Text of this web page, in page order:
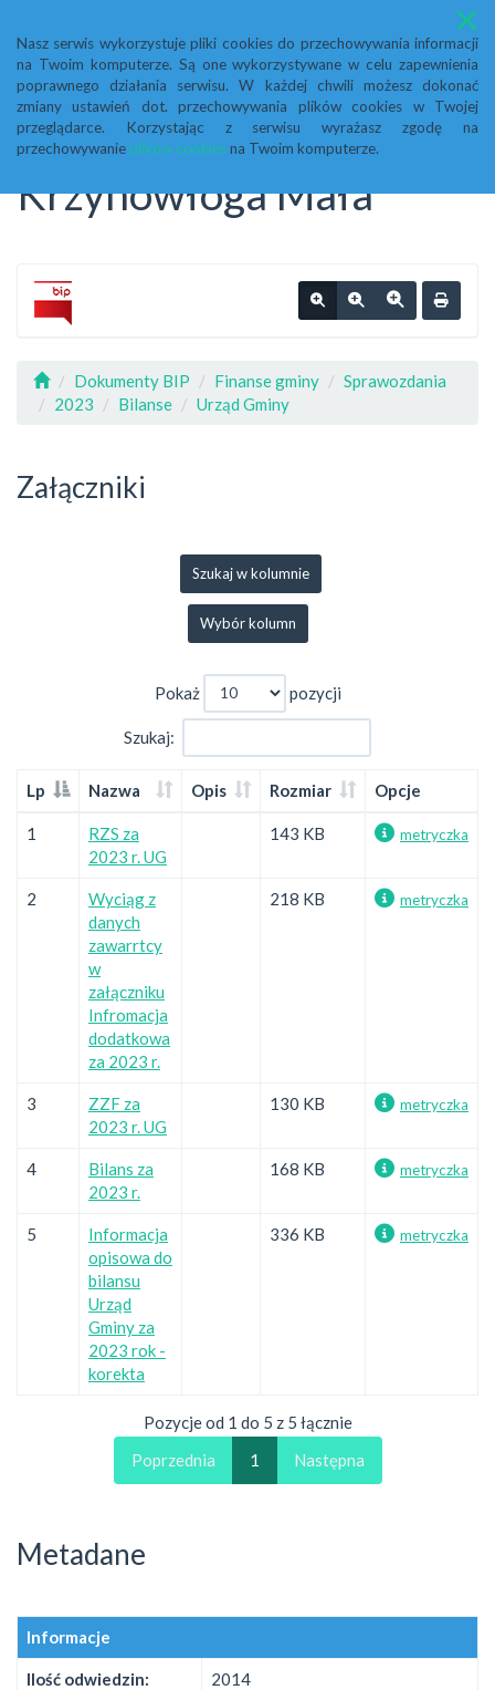
Nasz serwis wykorzystuje pliki cookies do przechowywania informacji
na Twoim komputerze. Są one wykorzystywane w celu zapewnienia
poprawnego działania serwisu. W każdej chwili możesz dokonać
zmiany ustawień dot. przechowywania plików cookies w Twojej
przeglądarce. Korzystając z serwisu wyrażasz zgodę na
przechowywanie plików cookiesna Twoim komputerze.
Menu
Biuletyn Informacji
Publicznej Urząd Gminy
Krzynowłoga Mała
Dokumenty BIP Finanse gminy
Sprawozdania
2023
Bilanse Urząd Gminy
Załączniki
Szukaj w kolumnie
Wybór kolumn
Pokaż pozycji
Szukaj:
Lp Nazwa Opis Rozmiar Opcje
1
RZS za
2023 r. UG
143 KB metryczka
2
Wyciąg z
danych
zawarrtcy
w
załączniku
Infromacja
dodatkowa
za 2023 r.
218 KB metryczka
3
ZZF za
2023 r. UG
130 KB metryczka
4
Bilans za
2023 r.
168 KB metryczka
5
Informacja
opisowa do
bilansu
Urząd
Gminy za
2023 rok -
korekta
336 KB metryczka
Pozycje od 1 do 5 z 5 łącznie
Poprzednia
1 Następna
Metadane
Informacje
Ilość odwiedzin: 2014